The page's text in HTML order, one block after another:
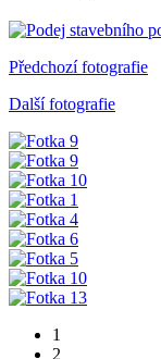
Předchozí fotografie
Další fotografie
1
2